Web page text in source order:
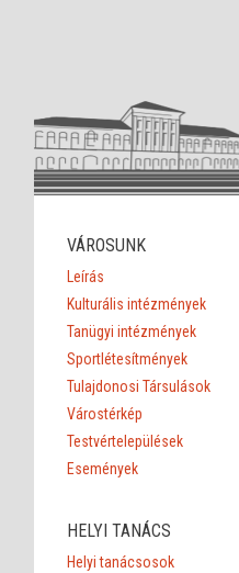
VÁROSUNK
Leírás
Kulturális intézmények
Tanügyi intézmények
Sportlétesítmények
Tulajdonosi Társulások
Várostérkép
Testvértelepülések
Események
HELYI TANÁCS
Helyi tanácsosok